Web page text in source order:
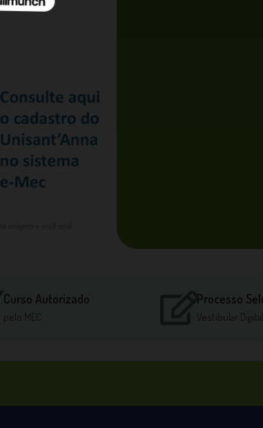
Curso Autorizado
pelo MEC
Processo
Vestibular Digital